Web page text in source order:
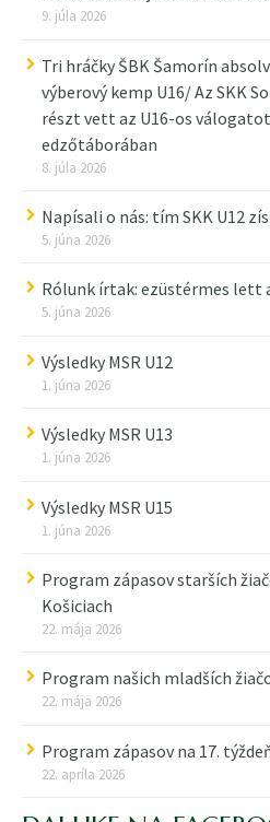
9. júla 2026
Tri hráčky ŠBK Šamorín
výberový kemp U16/ Az SKK
részt vett az U16-os
edzőtáborában
8. júla 2026
Napísali o nás: tím SKK U12
5. júna 2026
Rólunk írtak: ezüstérmes lett
5. júna 2026
Výsledky MSR U12
1. júna 2026
Výsledky MSR U13
1. júna 2026
Výsledky MSR U15
1. júna 2026
Program zápasov starších
Košiciach
22. mája 2026
Program našich mladších
22. mája 2026
Program zápasov na 17.
22. apríla 2026